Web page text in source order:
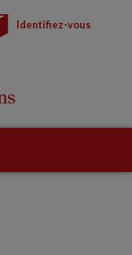
Identifiez-vous